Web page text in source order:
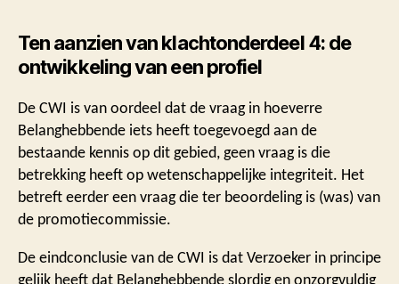
Ten aanzien van klachtonderdeel 4: de
ontwikkeling van een profiel
De CWI is van oordeel dat de vraag in hoeverre
Belanghebbende iets heeft toegevoegd aan de
bestaande kennis op dit gebied, geen vraag is die
betrekking heeft op wetenschappelijke integriteit. Het
betreft eerder een vraag die ter beoordeling is (was) van
de promotiecommissie.
De eindconclusie van de CWI is dat Verzoeker in principe
gelijk heeft dat Belanghebbende slordig en onzorgvuldig